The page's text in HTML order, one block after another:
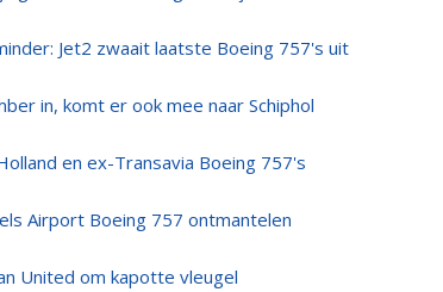
Jet2 zwaait laatste Boeing 757's uit
in, komt er ook mee naar Schiphol
en ex-Transavia Boeing 757's
Airport Boeing 757 ontmantelen
United om kapotte vleugel